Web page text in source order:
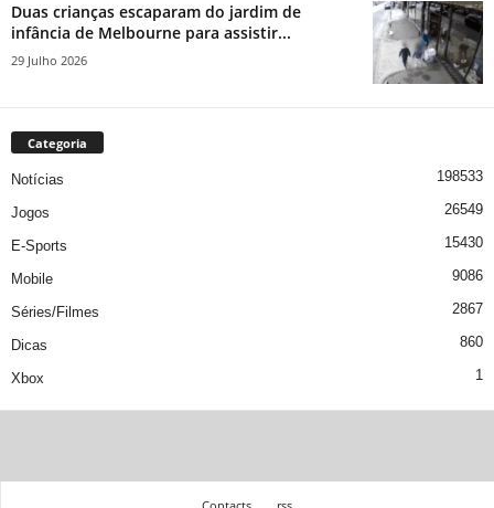
Duas crianças escaparam do jardim de
infância de Melbourne para assistir...
29 Julho 2026
Categoria
Notícias 198533
Jogos 26549
E-Sports 15430
Mobile 9086
Séries/Filmes 2867
Dicas 860
Xbox 1